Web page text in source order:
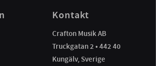
Kontakt
Crafton Musik AB
Truckgatan 2 • 442 40
Kungälv, Sverige